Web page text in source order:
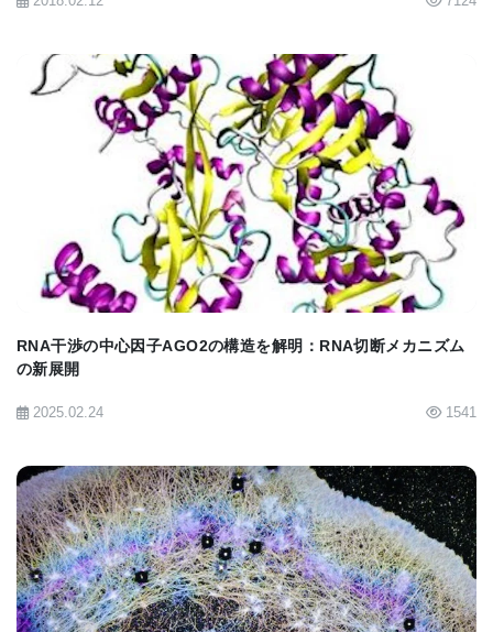
BIOMARKET JP
RNA干渉の中心因子AGO2の構造を解明：RNA切断メカニズム
の新展開
2025.02.24 1541
BIOMARKET JP